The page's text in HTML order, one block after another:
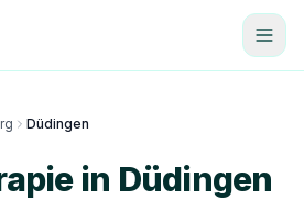
Düdingen
in Düdingen